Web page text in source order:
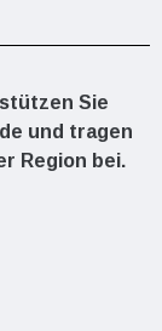
Sie
und tragen
Region bei.